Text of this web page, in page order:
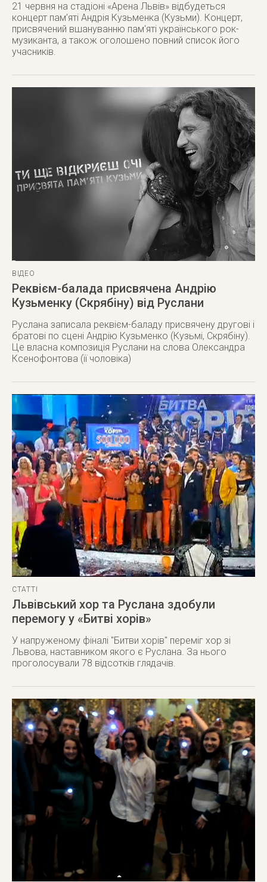
21 червня на стадіоні «Арена Львів» відбудеться
концерт пам’яті Андрія Кузьменка (Кузьми). Концерт,
присвячений вшануванню пам'яті українського рок-
музиканта, а також оголошено повний список його
учасників.
ВІДЕО
Реквієм-балада присвячена Андрію
Кузьменку (Скрябіну) від Руслани
Руслана записала реквієм-баладу присвячену другові і
братові по сцені Андрію Кузьменко (Кузьмі, Скрябіну).
Це власна композиція Руслани на слова Олександра
Ксенофонтова (її чоловіка)
СТАТТІ
Львівський хор та Руслана здобули
перемогу у «Битві хорів»
У напруженому фіналі "Битви хорів" переміг хор зі
Львова, наставником якого є Руслана. За нього
проголосували 78 відсотків глядачів.